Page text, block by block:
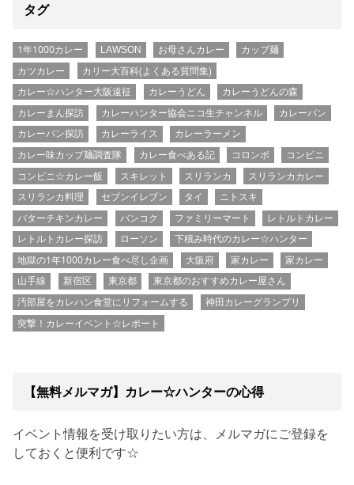
タグ
1年1000カレー LAWSON お母さんカレー
カップ麺
カツカレー
カリー大百科(よくある質問集)
カレー☆ハンター大阪遠征
カレーうどん
カレーうどんの森
カレーまん探訪
カレーハンター協会ニコ生チャンネル
カレーパン
カレーパン探訪
カレーライス
カレーラーメン
カレー味カップ麺調査隊
カレー食べある記 コロンボ
コンビニ
コンビニ☆カレー飯
スキレット スリランカ
スリランカカレー
スリランカ料理
セブンイレブン タイ
ニトスキ
バターチキンカレー
バンコク ファミリーマート
レトルトカレー
レトルトカレー探訪
ローソン
下積み時代のカレー☆ハンター
地獄の1年1000カレー食べ尽し企画
大阪府 家カレー
家カレー
山手線
新宿区 東京都
東京都のおすすめカレー屋さん
汚部屋をカレハン食堂にリフォームする
神田カレーグランプリ
突撃！カレーイベント☆レポート
【無料メルマガ】カレー☆ハンターの心得
イベント情報を受け取りたい方は、メルマガにご登録を
しておくと便利です☆